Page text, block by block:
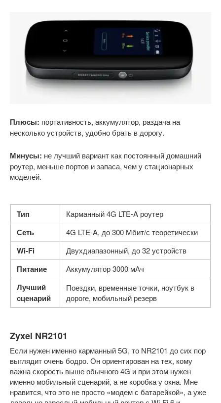
Плюсы: портативность, аккумулятор, раздача на
несколько устройств, удобно брать в дорогу.
Минусы: не лучший вариант как постоянный домашний
роутер, меньше портов и запаса, чем у стационарных
моделей.
Тип Карманный 4G LTE-A роутер
Сеть 4G LTE-A, до 300 Мбит/с теоретически
Wi-Fi Двухдиапазонный, до 32 устройств
Питание Аккумулятор 3000 мАч
Лучший
сценарий
Поездки, временные точки, ноутбук в
дороге, мобильный резерв
Zyxel NR2101
Если нужен именно карманный 5G, то NR2101 до сих пор
выглядит очень бодро. Он ориентирован на тех, кому
важна скорость выше обычного 4G и при этом нужен
именно мобильный сценарий, а не коробка у окна. Мне
нравится, что это не просто «модем с батарейкой», а уже